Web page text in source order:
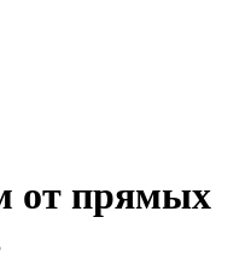
от прямых